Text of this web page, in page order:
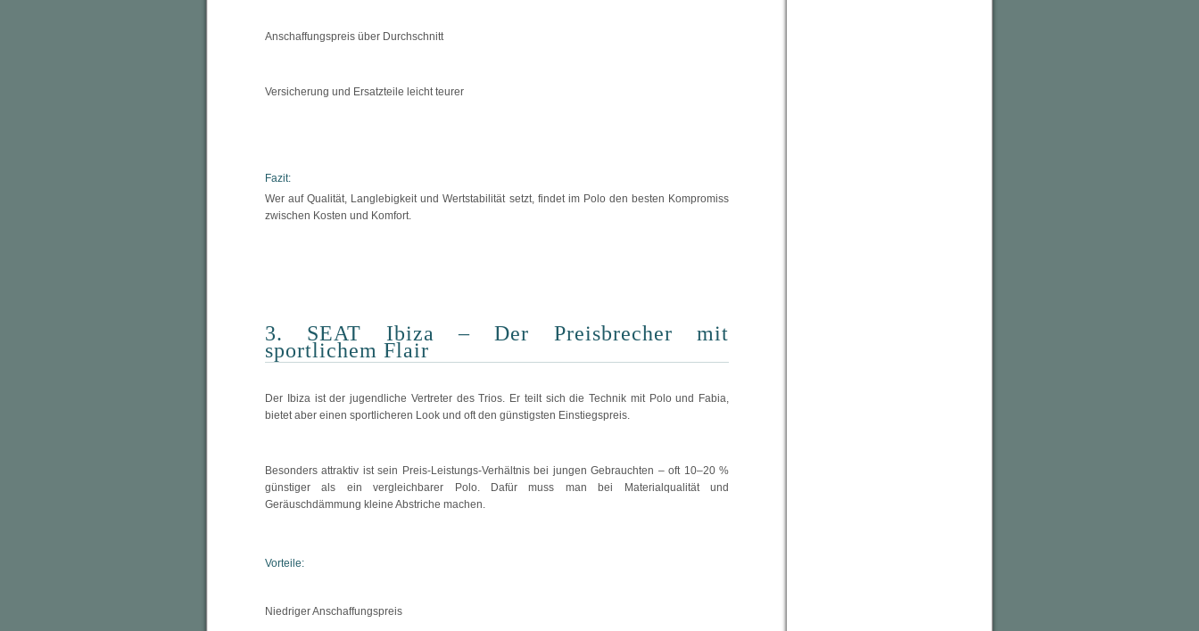
Anschaffungspreis über Durchschnitt
Versicherung und Ersatzteile leicht teurer
Fazit:
Wer auf Qualität, Langlebigkeit und Wertstabilität setzt, findet im Polo den besten Kompromiss
zwischen Kosten und Komfort.
3. SEAT Ibiza – Der Preisbrecher mit
sportlichem Flair
Der Ibiza ist der jugendliche Vertreter des Trios. Er teilt sich die Technik mit Polo und Fabia,
bietet aber einen sportlicheren Look und oft den günstigsten Einstiegspreis.
Besonders attraktiv ist sein Preis-Leistungs-Verhältnis bei jungen Gebrauchten – oft 10–20 %
günstiger als ein vergleichbarer Polo. Dafür muss man bei Materialqualität und
Geräuschdämmung kleine Abstriche machen.
Vorteile:
Niedriger Anschaffungspreis